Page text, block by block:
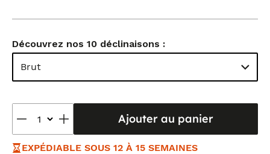
Découvrez nos 10 déclinaisons :
Brut
Ajouter au panier
EXPÉDIABLE SOUS 12 À 15 SEMAINES